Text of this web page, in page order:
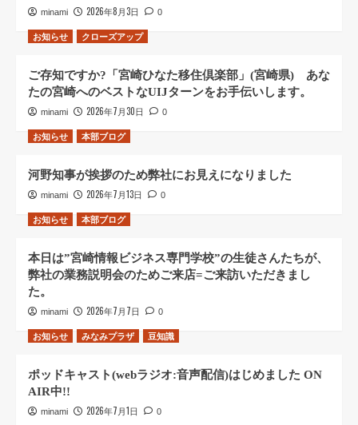
minami 2026年8月3日 0
お知らせ クローズアップ
ご存知ですか?「宮崎ひなた移住倶楽部」(宮崎県) あな
たの宮崎へのベストなUIJターンをお手伝いします。
minami 2026年7月30日 0
お知らせ 本部ブログ
河野知事が挨拶のため弊社にお見えになりました
minami 2026年7月13日 0
お知らせ 本部ブログ
本日は”宮崎情報ビジネス専門学校”の生徒さんたちが、
弊社の業務説明会のためご来店=ご来訪いただきまし
た。
minami 2026年7月7日 0
お知らせ みなみプラザ 豆知識
ポッドキャスト(webラジオ:音声配信)はじめました ON
AIR中!!
minami 2026年7月1日 0